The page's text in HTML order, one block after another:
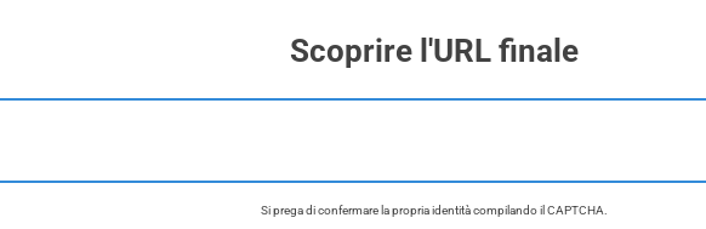
Scoprire l'URL finale
Si prega di confermare la propria identità compilando il CAPTCHA.